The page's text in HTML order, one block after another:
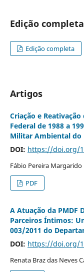
Edição completa
Edição completa
Artigos
Criação e
Federal de 1988 a
Militar Ambiental do
DOI: https://doi.org/
Fábio Pereira Margarido
PDF
A Atuação da PMDF
Parceiros Íntimos:
003/2011 do
DOI: https://doi.org/
Renata Braz das Neves